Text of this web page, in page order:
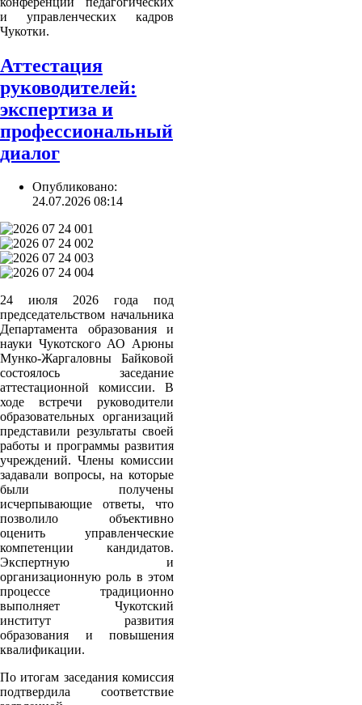
и управленческих кадров
Чукотки.
Аттестация
руководителей:
экспертиза и
профессиональный
диалог
Опубликовано:
24.07.2026 08:14
24 июля 2026 года под
председательством начальника
Департамента образования и
науки Чукотского АО Арюны
Мунко-Жаргаловны Байковой
состоялось заседание
аттестационной комиссии. В
ходе встречи руководители
образовательных организаций
представили результаты своей
работы и программы развития
учреждений. Члены комиссии
задавали вопросы, на которые
были получены
исчерпывающие ответы, что
позволило объективно
оценить управленческие
компетенции кандидатов.
Экспертную и
организационную роль в этом
процессе традиционно
выполняет Чукотский
институт развития
образования и повышения
квалификации.
По итогам заседания комиссия
подтвердила соответствие